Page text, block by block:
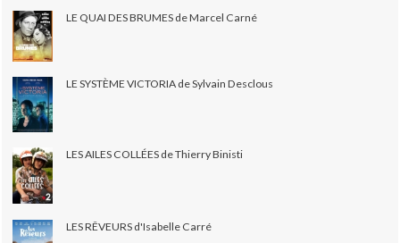
LE QUAI DES BRUMES de Marcel Carné
LE SYSTÈME VICTORIA de Sylvain Desclous
LES AILES COLLÉES de Thierry Binisti
LES RÊVEURS d'Isabelle Carré